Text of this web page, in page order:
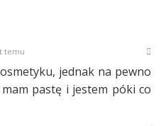
temu
jednak na pewno
pastę i jestem póki co